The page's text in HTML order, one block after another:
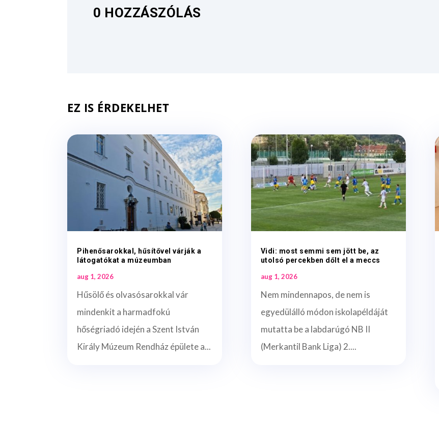
0 HOZZÁSZÓLÁS
EZ IS ÉRDEKELHET
Pihenősarokkal, hűsítővel várják a
látogatókat a múzeumban
aug 1, 2026
Hűsölő és olvasósarokkal vár
mindenkit a harmadfokú
hőségriadó idején a Szent István
Király Múzeum Rendház épülete a...
Vidi: most semmi sem jött be, az
utolsó percekben dőlt el a meccs
aug 1, 2026
Nem mindennapos, de nem is
egyedülálló módon iskolapéldáját
mutatta be a labdarúgó NB II
(Merkantil Bank Liga) 2....